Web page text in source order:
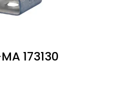
173130